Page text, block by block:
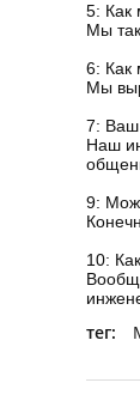
5: Как
Мы
6: Как
Мы
7: Ваш
Наш
9:
10:
тег: